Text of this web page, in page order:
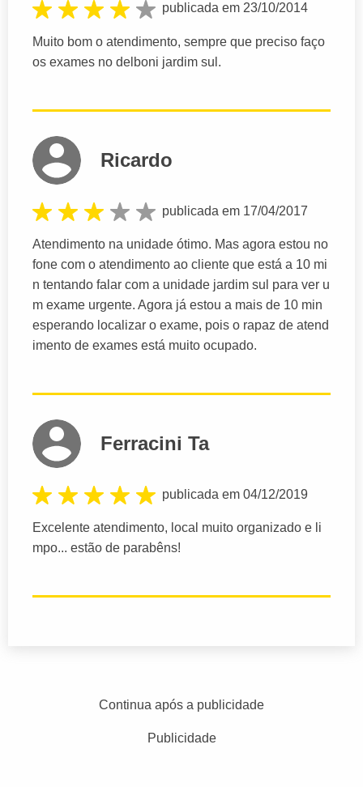
publicada em 23/10/2014
Muito bom o atendimento, sempre que preciso faço
os exames no delboni jardim sul.
Ricardo
publicada em 17/04/2017
Atendimento na unidade ótimo. Mas agora estou no
fone com o atendimento ao cliente que está a 10 mi
n tentando falar com a unidade jardim sul para ver u
m exame urgente. Agora já estou a mais de 10 min
esperando localizar o exame, pois o rapaz de atend
imento de exames está muito ocupado.
Ferracini Ta
publicada em 04/12/2019
Excelente atendimento, local muito organizado e li
mpo... estão de parabêns!
Continua após a publicidade
Publicidade